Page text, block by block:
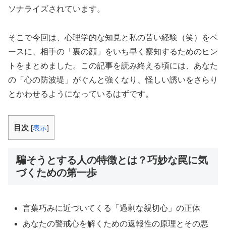
ソナライズされています。
そこで今回は、心理学的な知見と私の苦い経験（笑）をベ
ースに、相手の「裏の顔」をいち早く察知するためのヒン
トをまとめました。この記事を読み終える頃には、あなた
の「心の防波堤」がぐんと強くなり、怪しい誘いをさらり
とかわせるようになっているはずです。
目次 [表示]
騙そうとする人の特徴とは？巧妙な罠に気
づくための第一歩
言葉巧みに近づいてくる「過剰な親切心」の正体
あなたの警戒心を解くための返報性の原理とその悪